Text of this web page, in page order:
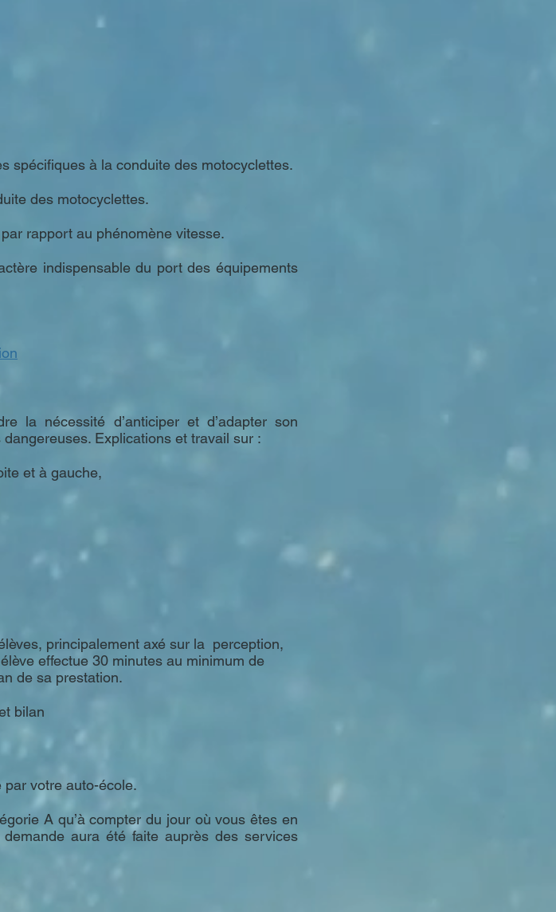
spécifiques à la conduite des motocyclettes.
des motocyclettes.
rapport au phénomène vitesse.
indispensable du port des équipements
la nécessité d’anticiper et d’adapter son
Explications et travail sur :
et à gauche,
principalement axé sur la perception,
effectue 30 minutes au minimum de
de sa prestation.
bilan
votre auto-école.
A qu’à compter du jour où vous êtes en
aura été faite auprès des services